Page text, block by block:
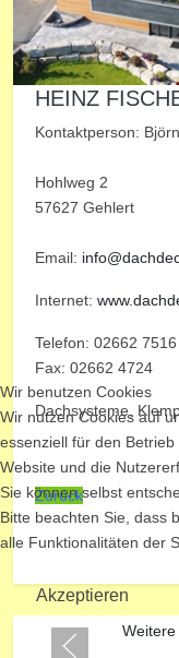
HEINZ
Kontaktperson:
Hohlweg 2
57627 Gehlert
Email:
Internet:
Telefon: 02662 7516
Fax: 02662 4724
Dachsysteme,
Zurück
Vorheriger
Zurück
Wir benutzen Cookies
Wir nutzen Cookies auf
essenziell für den
Website und die
Sie können selbst
Bitte beachten Sie, dass
alle Funktionalitäten der
Akzeptieren